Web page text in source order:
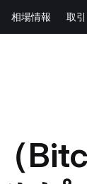
相場情報 取引